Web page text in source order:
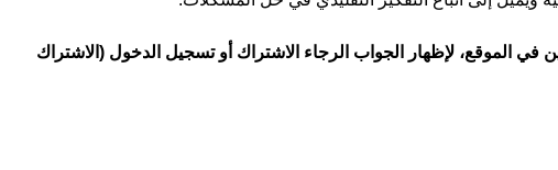
في الموقع، لإظهار الجواب الرجاء الاشتراك أو تسجيل الدخول (الاشتراك